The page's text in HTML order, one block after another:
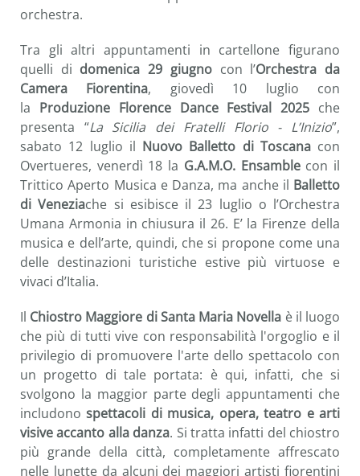
orchestra.
Tra gli altri appuntamenti in cartellone figurano
quelli di domenica 29 giugnocon l’Orchestra da
Camera Fiorentina, giovedì 10 luglio con
la Produzione Florence Dance Festival 2025 che
presenta “La Sicilia dei Fratelli Florio - L’Inizio”,
sabato 12 luglio il Nuovo Balletto di Toscanacon
Overtueres, venerdì 18 la G.A.M.O. Ensamblecon il
Trittico Aperto Musica e Danza, ma anche il Balletto
di Veneziache si esibisce il 23 luglio o l’Orchestra
Umana Armonia in chiusura il 26. E’ la Firenze della
musica e dell’arte, quindi, che si propone come una
delle destinazioni turistiche estive più virtuose e
vivaci d’Italia.
Il Chiostro Maggiore di Santa Maria Novella è il luogo
che più di tutti vive con responsabilità l'orgoglio e il
privilegio di promuovere l'arte dello spettacolo con
un progetto di tale portata: è qui, infatti, che si
svolgono la maggior parte degli appuntamenti che
includonospettacoli di musica, opera, teatro e arti
visive accanto alla danza. Si tratta infatti del chiostro
più grande della città, completamente affrescato
nelle lunette da alcuni dei maggiori artisti fiorentini